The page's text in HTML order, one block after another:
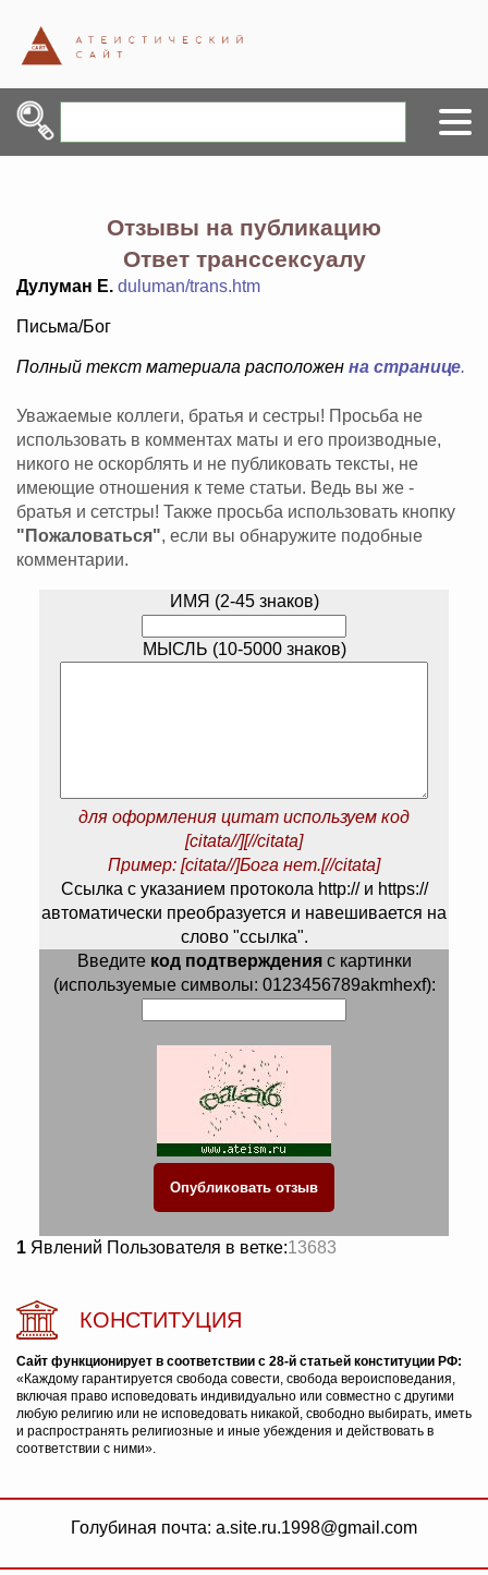
Отзывы на публикацию
Ответ транссексуалу
Дулуман Е. duluman/trans.htm
Письма/Бог
Полный текст материала расположен на странице.
Уважаемые коллеги, братья и сестры! Просьба не
использовать в комментах маты и его производные,
никого не оскорблять и не публиковать тексты, не
имеющие отношения к теме статьи. Ведь вы же -
братья и сетстры! Также просьба использовать кнопку
"Пожаловаться", если вы обнаружите подобные
комментарии.
ИМЯ (2-45 знаков)
МЫСЛЬ (10-5000 знаков)
для оформления цитат используем код
[citata//][//citata]
Пример: [citata//]Бога нет.[//citata]
Ссылка с указанием протокола http:// и https://
автоматически преобразуется и навешивается на
слово "ссылка".
Введите код подтвержденияс картинки
(используемые символы: 0123456789akmhexf):
1 Явлений Пользователя в ветке:13683
КОНСТИТУЦИЯ
Сайт функционирует в соответствии с 28-й статьей конституции РФ:
«Каждому гарантируется свобода совести, свобода вероисповедания,
включая право исповедовать индивидуально или совместно с другими
любую религию или не исповедовать никакой, свободно выбирать, иметь
и распространять религиозные и иные убеждения и действовать в
соответствии с ними».
Голубиная почта: a.site.ru.1998@gmail.com